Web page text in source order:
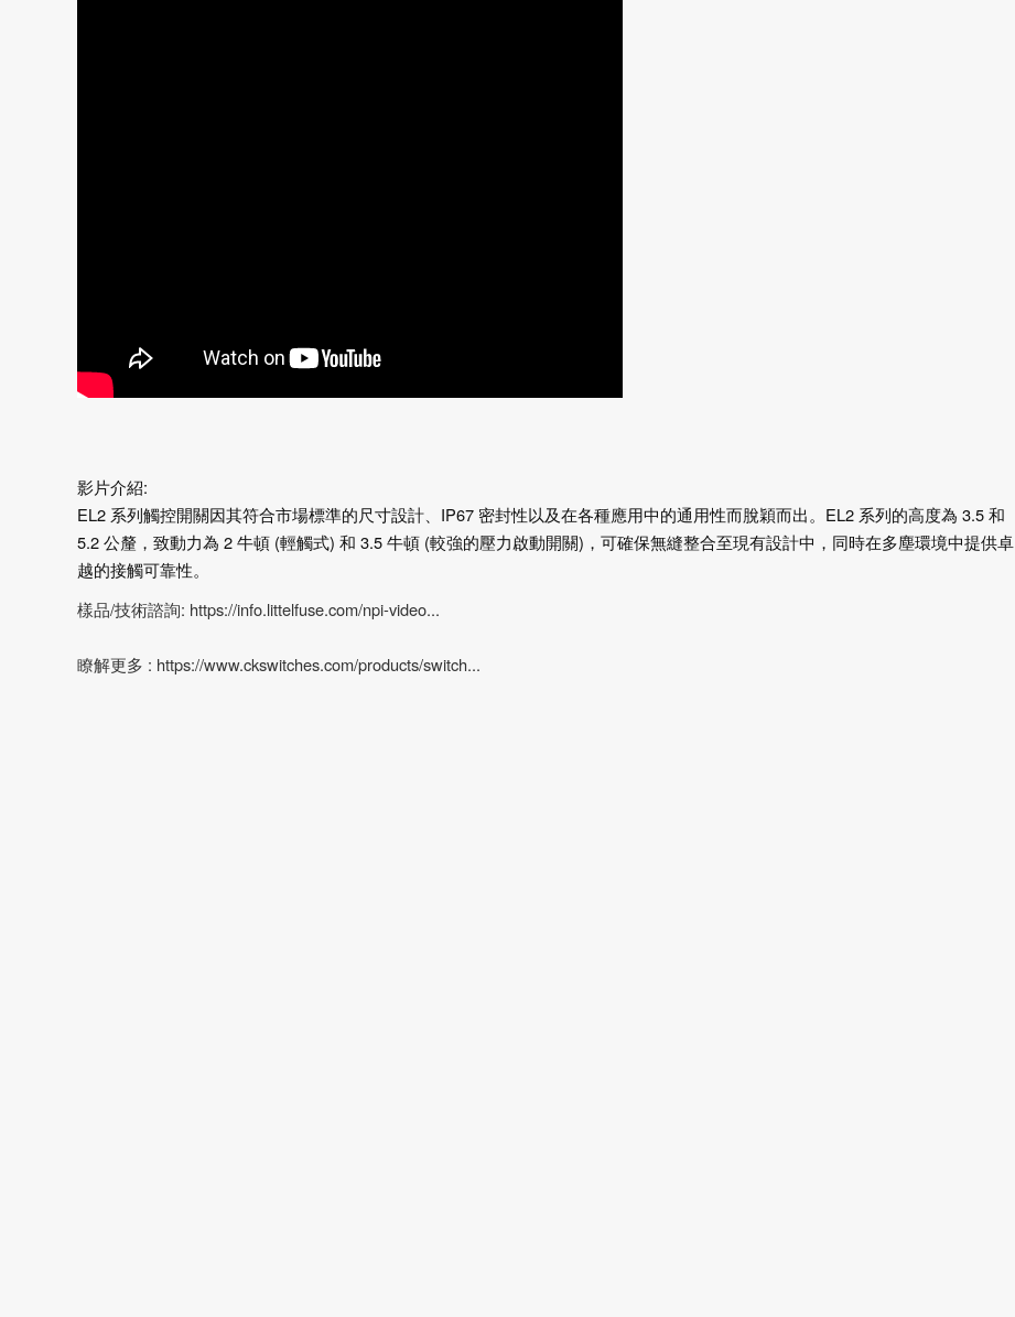
影片介紹:
EL2 系列觸控開關因其符合市場標準的尺寸設計、IP67 密封性以及在各種應用中的通用性而脫穎而出。EL2 系列的高度為 3.5 和
5.2 公釐，致動力為 2 牛頓 (輕觸式) 和 3.5 牛頓 (較強的壓力啟動開關)，可確保無縫整合至現有設計中，同時在多塵環境中提供卓
越的接觸可靠性。
樣品/技術諮詢: https://info.littelfuse.com/npi-video...
瞭解更多 : https://www.ckswitches.com/products/switch...